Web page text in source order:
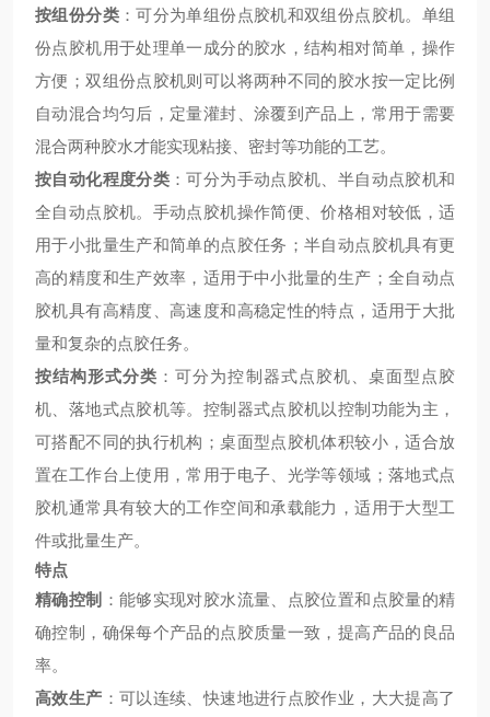
按组份分类：可分为单组份点胶机和双组份点胶机。单组
份点胶机用于处理单一成分的胶水，结构相对简单，操作
方便；双组份点胶机则可以将两种不同的胶水按一定比例
自动混合均匀后，定量灌封、涂覆到产品上，常用于需要
混合两种胶水才能实现粘接、密封等功能的工艺。
按自动化程度分类 ：可分为手动点胶机、半自动点胶机和
全自动点胶机。手动点胶机操作简便、价格相对较低，适
用于小批量生产和简单的点胶任务；半自动点胶机具有更
高的精度和生产效率，适用于中小批量的生产；全自动点
胶机具有高精度、高速度和高稳定性的特点，适用于大批
量和复杂的点胶任务。
按结构形式分类 ：可分为控制器式点胶机、桌面型点胶
机、落地式点胶机等。控制器式点胶机以控制功能为主，
可搭配不同的执行机构；桌面型点胶机体积较小，适合放
置在工作台上使用，常用于电子、光学等领域；落地式点
胶机通常具有较大的工作空间和承载能力，适用于大型工
件或批量生产。
特点
精确控制 ：能够实现对胶水流量、点胶位置和点胶量的精
确控制，确保每个产品的点胶质量一致，提高产品的良品
率。
高效生产 ：可以连续、快速地进行点胶作业，大大提高了